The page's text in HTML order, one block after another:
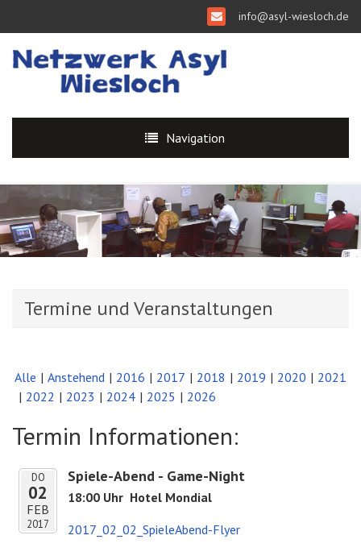
info@asyl-wiesloch.de
Navigation
Termine und Veranstaltungen
Alle Anstehend 2016 2017 2018 2019 2020
2021
2022
2023 2024 2025 2026
Termin Informationen:
DO
02
FEB
2017
Spiele-Abend - Game-Night
18:00 Uhr Hotel Mondial
2017_02_02_SpieleAbend-Flyer